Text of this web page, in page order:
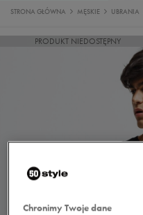
STRONA GŁÓWNA MĘSKIE UBRANIA
PRODUKT NIEDOSTĘPNY
Chronimy Twoje dane